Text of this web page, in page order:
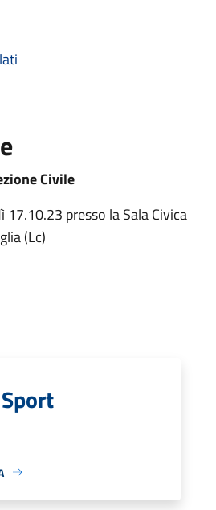
Civile
presso la Sala Civica
(Lc)